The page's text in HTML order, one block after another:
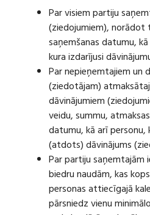
Par visiem partiju
(ziedojumiem), norādot
saņemšanas datumu,
kura izdarījusi
Par nepieņemtajiem un
(ziedotājam)
dāvinājumiem
veidu, summu,
datumu, kā arī personu,
(atdots) dāvinājums
Par partiju saņemtajām
biedru naudām, kas
personas attiecīgajā
pārsniedz vienu